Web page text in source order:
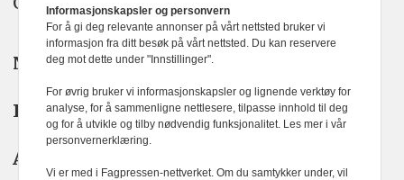
Nyhetsredaktør:Yngve Garen Svardal
Redaktør:Hanne McBride
Ansvarlig redaktør:
Informasjonskapsler og personvern
For å gi deg relevante annonser på vårt nettsted bruker vi
informasjon fra ditt besøk på vårt nettsted. Du kan reservere
deg mot dette under "Innstillinger".
For øvrig bruker vi informasjonskapsler og lignende verktøy for
analyse, for å sammenligne nettlesere, tilpasse innhold til deg
og for å utvikle og tilby nødvendig funksjonalitet. Les mer i vår
personvernerklæring.
Vi er med i Fagpressen-nettverket. Om du samtykker under, vil